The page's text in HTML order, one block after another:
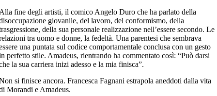
fine degli artisti, il comico Angelo Duro che ha parlato della
giovanile, del lavoro, del conformismo, della
della sua personale realizzazione nell’essere secondo. Le
tra uomo e donne, la fedeltà. Una parentesi che sembrava
una puntata sul codice comportamentale conclusa con un gesto
perfetto stile. Amadeus, rientrando ha commentato così: “Può darsi
la sua carriera inizi adesso e la mia finisca”.
si finisce ancora. Francesca Fagnani estrapola aneddoti dalla vita
Morandi e Amadeus.